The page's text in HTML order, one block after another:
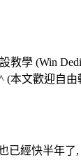
教學 (Win
(本文歡迎自
已經快半年了,